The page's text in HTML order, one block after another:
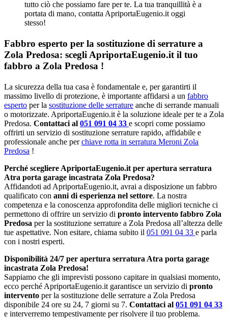
tutto ciò che possiamo fare per te. La tua tranquillità è a
portata di mano, contatta ApriportaEugenio.it oggi
stesso!
Fabbro esperto per la sostituzione di serrature a
Zola Predosa: scegli ApriportaEugenio.it il tuo
fabbro a Zola Predosa !
La sicurezza della tua casa è fondamentale e, per garantirti il
massimo livello di protezione, è importante affidarsi a un fabbro
esperto per la sostituzione delle serrature anche di serrande manuali
o motorizzate. ApriportaEugenio.it è la soluzione ideale per te a Zola
Predosa. Contattaci al 051 091 04 33 e scopri come possiamo
offrirti un servizio di sostituzione serrature rapido, affidabile e
professionale anche perchiave rotta in serratura Meroni Zola
Predosa !
Perché scegliere ApriportaEugenio.it per apertura serratura
Atra porta garage incastrata Zola Predosa?
Affidandoti ad ApriportaEugenio.it, avrai a disposizione un fabbro
qualificato con anni di esperienza nel settore. La nostra
competenza e la conoscenza approfondita delle migliori tecniche ci
permettono di offrire un servizio di pronto intervento fabbro Zola
Predosa per la sostituzione serrature a Zola Predosa all’altezza delle
tue aspettative. Non esitare, chiama subito il 051 091 04 33 e parla
con i nostri esperti.
Disponibilità 24/7 per apertura serratura Atra porta garage
incastrata Zola Predosa!
Sappiamo che gli imprevisti possono capitare in qualsiasi momento,
ecco perché ApriportaEugenio.it garantisce un servizio di pronto
intervento per la sostituzione delle serrature a Zola Predosa
disponibile 24 ore su 24, 7 giorni su 7. Contattaci al 051 091 04 33
e interverremo tempestivamente per risolvere il tuo problema.